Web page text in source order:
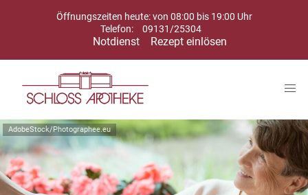
Öffnungszeiten heute: von 08:00 bis 19:00 Uhr
Telefon:
09131/25304
Notdienst Rezept einlösen
AdobeStock/Photographee.eu